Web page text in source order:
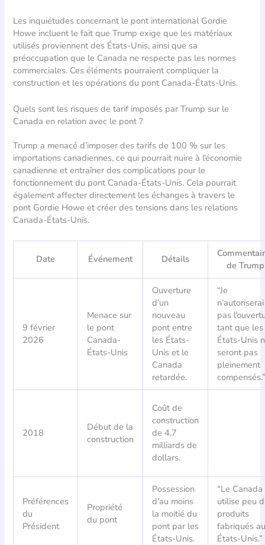
Les inquiétudes concernant le pont international Gordie
Howe incluent le fait que Trump exige que les matériaux
utilisés proviennent des États-Unis, ainsi que sa
préoccupation que le Canada ne respecte pas les normes
commerciales. Ces éléments pourraient compliquer la
construction et les opérations du pont Canada-États-Unis.
Quels sont les risques de tarif imposés par Trump sur le
Canada en relation avec le pont ?
Trump a menacé d’imposer des tarifs de 100 % sur les
importations canadiennes, ce qui pourrait nuire à l’économie
canadienne et entraîner des complications pour le
fonctionnement du pont Canada-États-Unis. Cela pourrait
également affecter directement les échanges à travers le
pont Gordie Howe et créer des tensions dans les relations
Canada-États-Unis.
Date Événement Détails
de Trump
9 février
2026
Menace sur
le pont
Canada-
États-Unis
Ouverture
d’un
nouveau
pont entre
les États-
Unis et le
Canada
retardée.
“Je
n’autoriserai
pas
tant que les
États-Unis
seront pas
pleinement
2018
Début de la
construction
Coût de
construction
de 4,7
milliards de
dollars.
Préférences
du
Président
Propriété
du pont
Possession
d’au moins
la moitié du
pont par les
États-Unis.
“Le Canada
utilise peu
produits
fabriqués
États-Unis.”